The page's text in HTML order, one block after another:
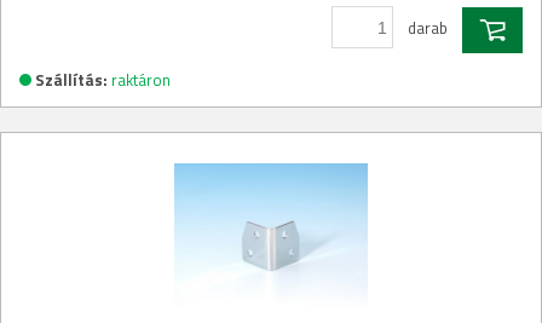
darab
Szállítás: raktáron